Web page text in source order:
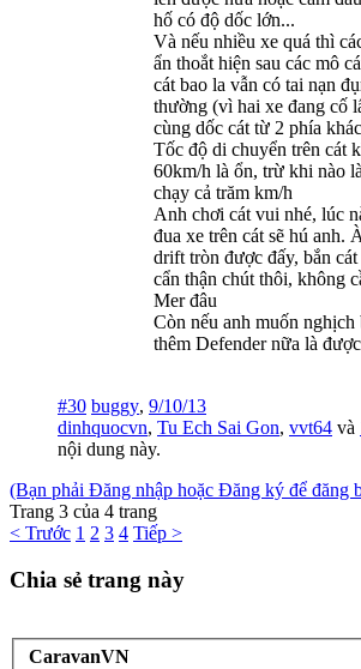
hố có độ dốc lớn...
Và nếu nhiều xe quá thì
ẩn thoắt hiện sau các mô
cát bao la vẫn có tai nạn
thường (vì hai xe đang cố
cùng dốc cát từ 2 phía
Tốc độ di chuyển trên cát
60km/h là ổn, trừ khi nào
chạy cả trăm km/h
Anh chơi cát vui nhé, lúc
đua xe trên cát sẽ hú anh.
drift tròn được đấy, bắn cát
cẩn thận chút thôi, không
Mer đâu
Còn nếu anh muốn nghịch
thêm Defender nữa là
#30 buggy, 9/10/13
dinhquocvn, Tu Ech Sai Gon, vvt64 và
nội dung này.
(Bạn phải Đăng nhập hoặc Đăng ký để đăng
Trang 3 của 4 trang
< Trước 1 2 3 4 Tiếp >
Chia sẻ trang này
CaravanVN